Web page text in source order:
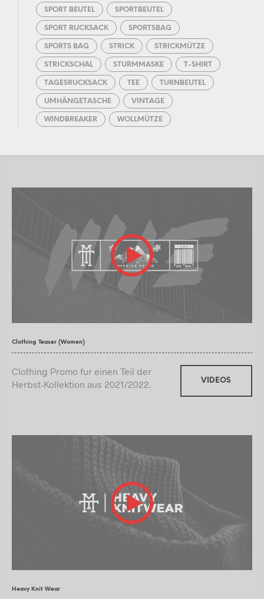
SPORT BEUTEL SPORTBEUTEL
SPORT RUCKSACK SPORTSBAG
SPORTS BAG STRICK STRICKMÜTZE
STRICKSCHAL STURMMASKE T-SHIRT
TAGESRUCKSACK TEE TURNBEUTEL
UMHÄNGETASCHE VINTAGE
WINDBREAKER WOLLMÜTZE
Clothing Teaser (Women)
Clothing Promo fur einen Teil der
Herbst-Kollektion aus 2021/2022.
VIDEOS
Heavy Knit Wear